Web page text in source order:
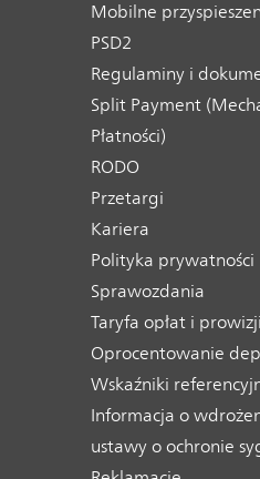
Mobilne
PSD2
Regulaminy i
Split Payment
Płatności)
RODO
Przetargi
Kariera
Polityka prywatności
Sprawozdania
Taryfa opłat i prowizji
Oprocentowanie
Wskaźniki
Informacja o
ustawy o ochronie